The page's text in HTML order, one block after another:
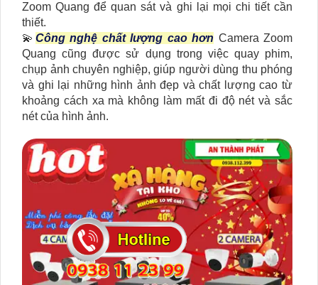
Zoom Quang để quan sát và ghi lại mọi chi tiết cần
thiết.
💫 Công nghệ chất lượng cao hơn Camera Zoom
Quang cũng được sử dụng trong việc quay phim,
chụp ảnh chuyên nghiệp, giúp người dùng thu phóng
và ghi lại những hình ảnh đẹp và chất lượng cao từ
khoảng cách xa mà không làm mất đi độ nét và sắc
nét của hình ảnh.